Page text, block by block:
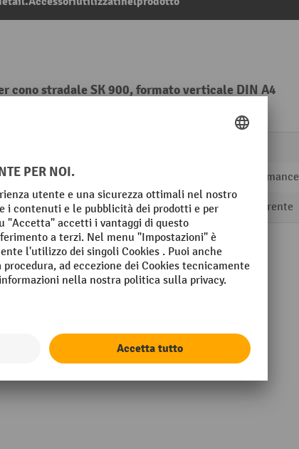
cono stradale SK 900, formato verticale DIN A4
Segmento Performance
Superficie trasparente